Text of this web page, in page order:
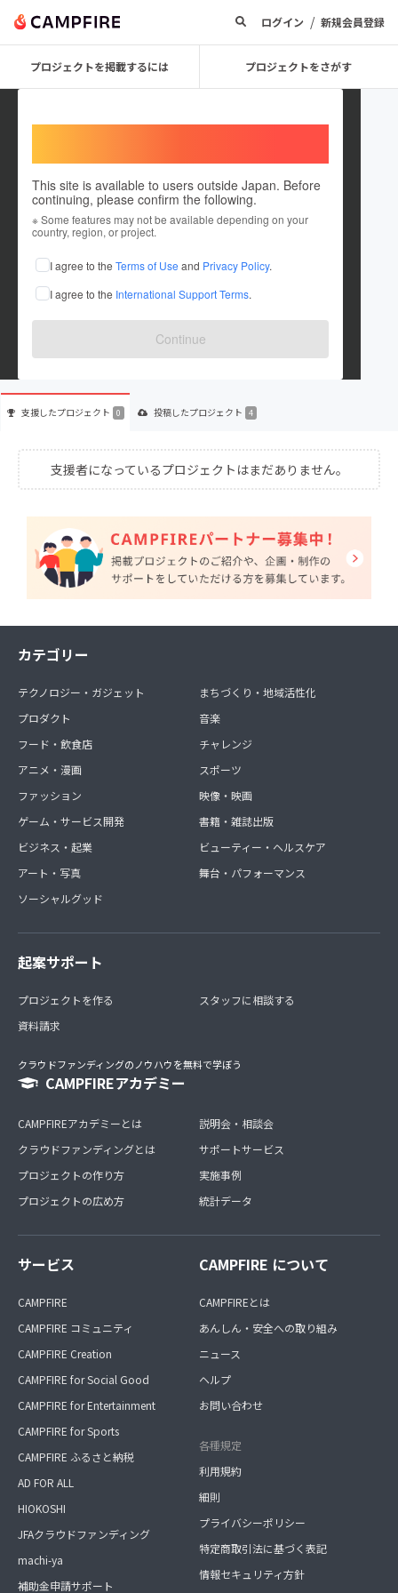
ログイン / 新規会員登録
プロジェクトを掲載するには プロジェクトをさがす
This site is available to users outside Japan. Before
continuing, please confirm the following.
※ Some features may not be available depending on your
country, region, or project.
I agree to the Terms of Use and Privacy Policy.
I agree to the International Support Terms.
Continue
ichinuke
これまでに4件のプロジェクトを投稿しています
在住国：日本 現在地：東京都
出身国：未設定
支援したプロジェクト 0 投稿したプロジェクト 4
支援者になっているプロジェクトはまだありません。
カテゴリー
テクノロジー・ガジェット
プロダクト
フード・飲食店
アニメ・漫画
ファッション
ゲーム・サービス開発
ビジネス・起業
アート・写真
ソーシャルグッド
まちづくり・地域活性化
音楽
チャレンジ
スポーツ
映像・映画
書籍・雑誌出版
ビューティー・ヘルスケア
舞台・パフォーマンス
起案サポート
プロジェクトを作る
資料請求
スタッフに相談する
クラウドファンディングのノウハウを無料で学ぼう
CAMPFIREアカデミー
CAMPFIREアカデミーとは
クラウドファンディングとは
プロジェクトの作り方
プロジェクトの広め方
説明会・相談会
サポートサービス
実施事例
統計データ
サービス
CAMPFIRE
CAMPFIRE コミュニティ
CAMPFIRE Creation
CAMPFIRE for Social Good
CAMPFIRE for Entertainment
CAMPFIRE for Sports
CAMPFIRE ふるさと納税
AD FOR ALL
HIOKOSHI
JFAクラウドファンディング
machi-ya
補助金申請サポート
CAMPFIRE について
CAMPFIREとは
あんしん・安全への取り組み
ニュース
ヘルプ
お問い合わせ
各種規定
利用規約
細則
プライバシーポリシー
特定商取引法に基づく表記
情報セキュリティ方針